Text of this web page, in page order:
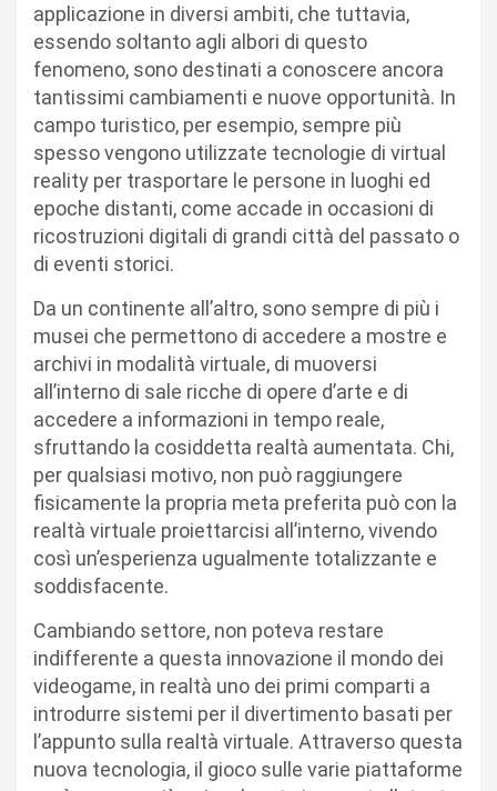
applicazione in diversi ambiti, che tuttavia,
essendo soltanto agli albori di questo
fenomeno, sono destinati a conoscere ancora
tantissimi cambiamenti e nuove opportunità. In
campo turistico, per esempio, sempre più
spesso vengono utilizzate tecnologie di virtual
reality per trasportare le persone in luoghi ed
epoche distanti, come accade in occasioni di
ricostruzioni digitali di grandi città del passato o
di eventi storici.
Da un continente all’altro, sono sempre di più i
musei che permettono di accedere a mostre e
archivi in modalità virtuale, di muoversi
all’interno di sale ricche di opere d’arte e di
accedere a informazioni in tempo reale,
sfruttando la cosiddetta realtà aumentata. Chi,
per qualsiasi motivo, non può raggiungere
fisicamente la propria meta preferita può con la
realtà virtuale proiettarcisi all’interno, vivendo
così un’esperienza ugualmente totalizzante e
soddisfacente.
Cambiando settore, non poteva restare
indifferente a questa innovazione il mondo dei
videogame, in realtà uno dei primi comparti a
introdurre sistemi per il divertimento basati per
l’appunto sulla realtà virtuale. Attraverso questa
nuova tecnologia, il gioco sulle varie piattaforme